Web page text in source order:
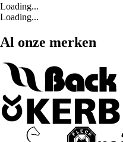
Loading...
Loading...
Al onze merken